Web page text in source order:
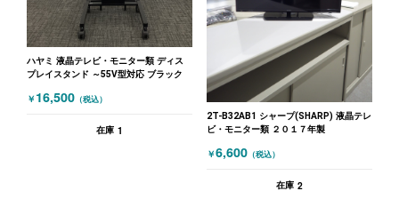
ハヤミ 液晶テレビ・モニター類 ディス
プレイスタンド ～55V型対応 ブラック
￥ 16,500 （税込）
在庫 1
2T-B32AB1 シャープ(SHARP) 液晶テレ
ビ・モニター類 ２０１７年製
￥6,600 （税込）
在庫 2